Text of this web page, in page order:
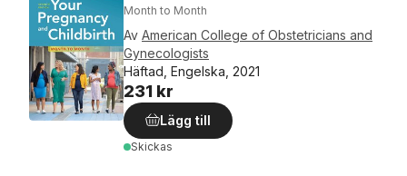
Month to Month
Av American College of Obstetricians and
Gynecologists
Häftad, Engelska, 2021
231 kr
Lägg till
Skickas